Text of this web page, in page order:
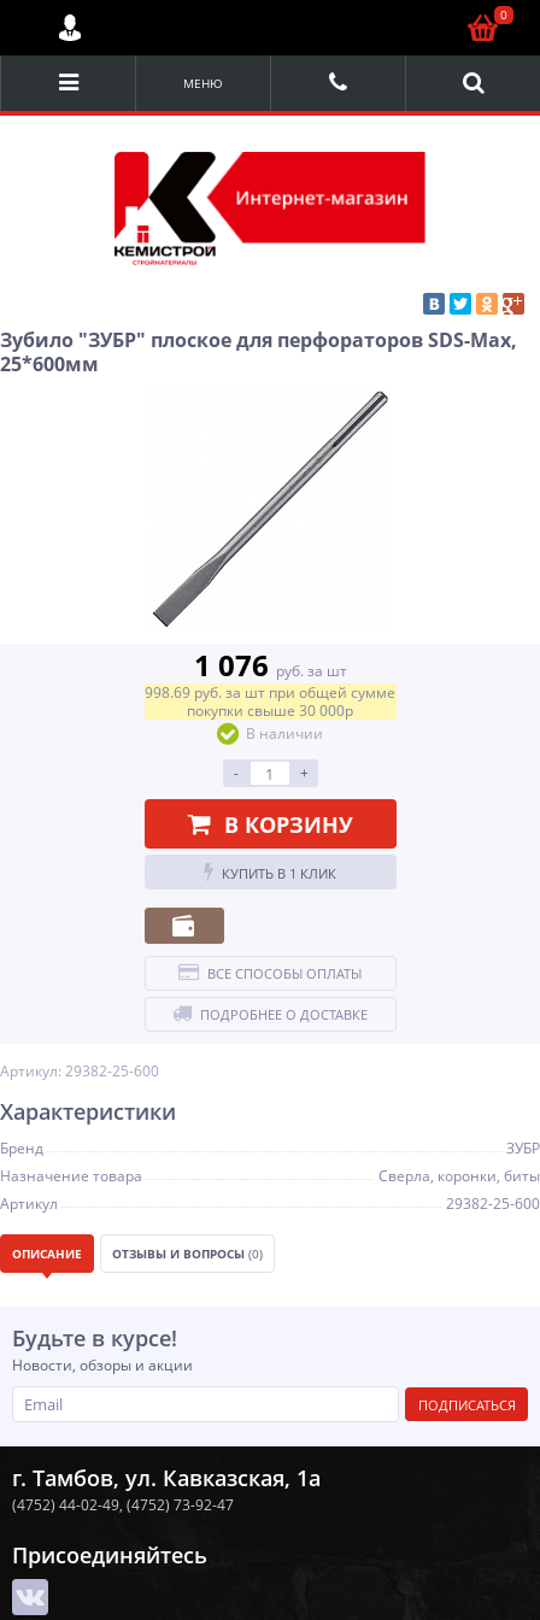
МЕНЮ
Зубило "ЗУБР" плоское для перфораторов SDS-Maх,
25*600мм
Артикул: 29382-25-600
1 076 руб. за шт
998.69 руб. за шт при общей сумме
покупки свыше 30 000р
В наличии
-
+
В КОРЗИНУ
КУПИТЬ В 1 КЛИК
ВСЕ СПОСОБЫ ОПЛАТЫ
ПОДРОБНЕЕ О ДОСТАВКЕ
Характеристики
Бренд
ЗУБР
Назначение товара
Сверла, коронки, биты
Артикул
29382-25-600
ОПИСАНИЕ ОТЗЫВЫ И ВОПРОСЫ (0)
Будьте в курсе!
Новости, обзоры и акции
ПОДПИСАТЬСЯ
г. Тамбов, ул. Кавказская, 1а
(4752) 44-02-49, (4752) 73-92-47
Присоединяйтесь
0